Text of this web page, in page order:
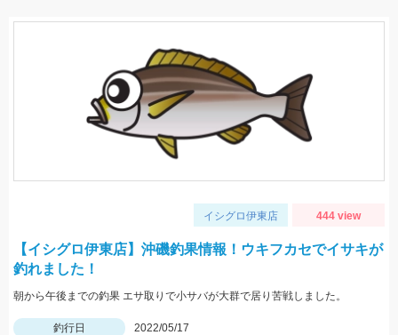
イシグロ伊東店 444 view
【イシグロ伊東店】沖磯釣果情報！ウキフカセでイサキが
釣れました！
朝から午後までの釣果 エサ取りで小サバが大群で居り苦戦しました。
釣行日
2022/05/17